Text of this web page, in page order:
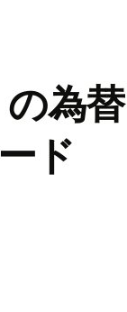
為
ド